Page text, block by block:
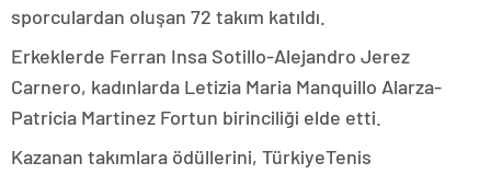
sporculardan oluşan 72 takım katıldı.
Erkeklerde Ferran Insa Sotillo-Alejandro Jerez
Carnero, kadınlarda Letizia Maria Manquillo Alarza-
Patricia Martinez Fortun birinciliği elde etti.
Kazanan takımlara ödüllerini, TürkiyeTenis